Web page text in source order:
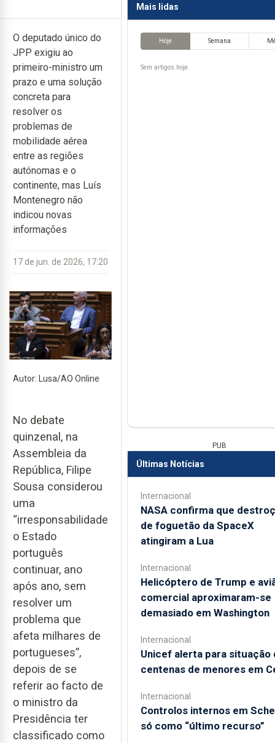
O deputado único do
JPP exigiu ao
primeiro-ministro um
prazo e uma solução
concreta para
resolver os
problemas de
mobilidade aérea
entre as regiões
autónomas e o
continente, mas Luís
Montenegro não
indicou novas
informações
17 de jun. de 2026, 17:20
Autor: Lusa/AO Online
No debate
quinzenal, na
Assembleia da
República, Filipe
Sousa considerou
uma
“irresponsabilidade
o Estado
português
continuar, ano
após ano, sem
resolver um
problema que
afeta milhares de
portugueses”,
depois de se
referir ao facto de
o ministro da
Presidência ter
classificado como
Mais lidas
Hoje Semana
Sem artigos hoje.
PUB
Últimas Notícias
Internacional
NASA confirma que
de foguetão da SpaceX
atingiram a Lua
Internacional
Helicóptero de Trump e
comercial aproximaram-se
demasiado em Washington
Internacional
Unicef alerta para situação
centenas de menores em
Internacional
Controlos internos em
só como “último recurso”